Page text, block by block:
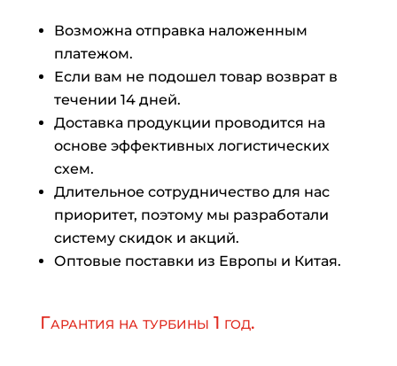
Возможна отправка наложенным
платежом.
Если вам не подошел товар возврат в
течении 14 дней.
Доставка продукции проводится на
основе эффективных логистических
схем.
Длительное сотрудничество для нас
приоритет, поэтому мы разработали
систему скидок и акций.
Оптовые поставки из Европы и Китая.
Гарантия на турбины 1 год.